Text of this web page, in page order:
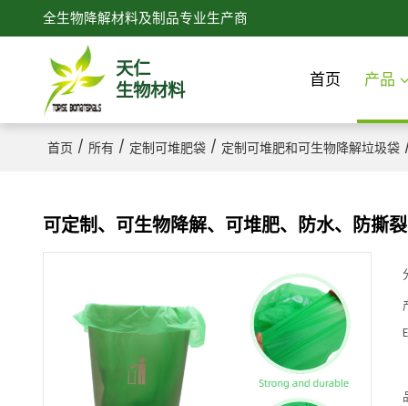
全生物降解材料及制品专业生产商
天仁
生物材料
首页 产品
首页 / 所有 / 定制可堆肥袋 / 定制可堆肥和可生物降解垃圾袋
可定制、可生物降解、可堆肥、防水、防撕